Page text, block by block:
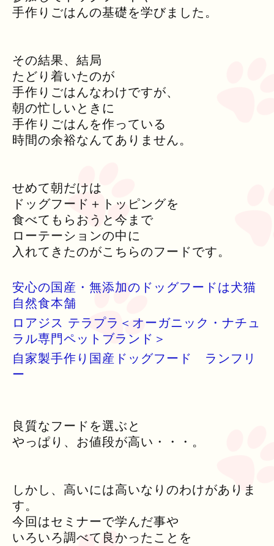
手作りごはんの基礎を学びました。
その結果、結局
たどり着いたのが
手作りごはんなわけですが、
朝の忙しいときに
手作りごはんを作っている
時間の余裕なんてありません。
せめて朝だけは
ドッグフード＋トッピングを
食べてもらおうと今まで
ローテーションの中に
入れてきたのがこちらのフードです。
安心の国産・無添加のドッグフードは犬猫
自然食本舗
ロアジス テラプラ＜オーガニック・ナチュ
ラル専門ペットブランド＞
自家製手作り国産ドッグフード ランフリ
ー
良質なフードを選ぶと
やっぱり、お値段が高い・・・。
しかし、高いには高いなりのわけがありま
す。
今回はセミナーで学んだ事や
いろいろ調べて良かったことを